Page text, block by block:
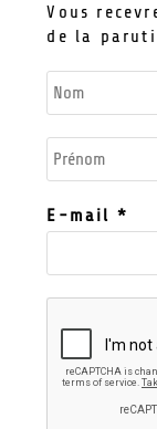
Vous
de la
E-mail *